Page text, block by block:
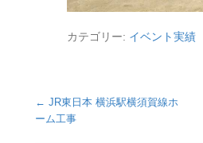
カテゴリー: イベント実績
投稿ナビゲーション
← JR東日本 横浜駅横須賀線ホ
ーム工事